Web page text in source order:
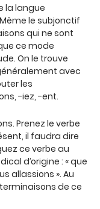
la langue
le subjonctif
qui ne sont
ce mode
On le trouve
avec
les
-iez, -ent.
Prenez le verbe
il faudra dire
ce verbe au
d’origine : « que
allassions ». Au
de ce